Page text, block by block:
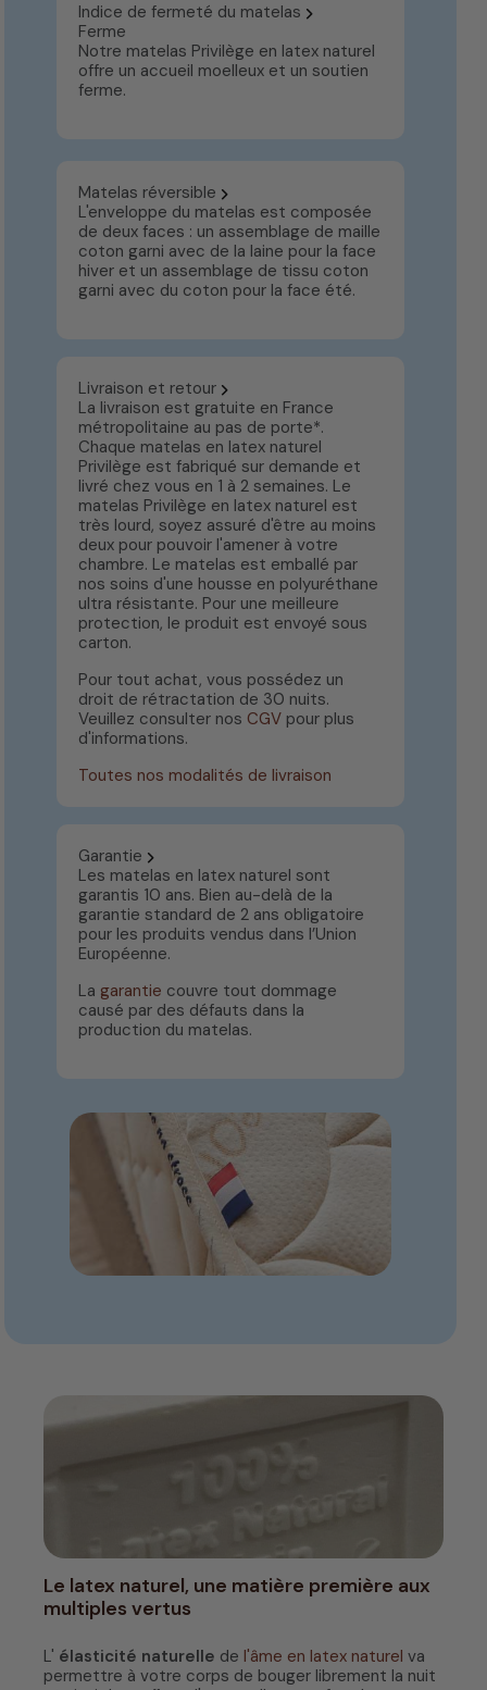
Indice de fermeté du matelas
Ferme
Notre matelas Privilège en latex naturel
offre un accueil moelleux et un soutien
ferme.
Matelas réversible
L'enveloppe du matelas est composée
de deux faces : un assemblage de maille
coton garni avec de la laine pour la face
hiver et un assemblage de tissu coton
garni avec du coton pour la face été.
Livraison et retour
La livraison est gratuite en France
métropolitaine au pas de porte*.
Chaque matelas en latex naturel
Privilège est fabriqué sur demande et
livré chez vous en 1 à 2 semaines. Le
matelas Privilège en latex naturel est
très lourd, soyez assuré d'être au moins
deux pour pouvoir l'amener à votre
chambre. Le matelas est emballé par
nos soins d'une housse en polyuréthane
ultra résistante. Pour une meilleure
protection, le produit est envoyé sous
carton.
Pour tout achat, vous possédez un
droit de rétractation de 30 nuits.
Veuillez consulter nos CGV pour plus
d'informations.
Toutes nos modalités de livraison
Garantie
Les matelas en latex naturel sont
garantis 10 ans. Bien au-delà de la
garantie standard de 2 ans obligatoire
pour les produits vendus dans l’Union
Européenne.
La garantie couvre tout dommage
causé par des défauts dans la
production du matelas.
Le latex naturel, une matière première aux
multiples vertus
L' élasticité naturelle de l'âme en latex naturel va
permettre à votre corps de bouger librement la nuit